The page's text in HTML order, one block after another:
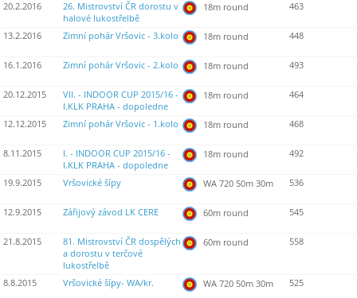
20.2.2016
26. Mistrovství ČR dorostu v
halové lukostřelbě
18m round 463
13.2.2016 Zimní pohár Vršovic - 3.kolo 18m round 448
16.1.2016 Zimní pohár Vršovic - 2.kolo 18m round 493
20.12.2015
VII. - INDOOR CUP 2015/16 -
I.KLK PRAHA - dopoledne
18m round 464
12.12.2015 Zimní pohár Vršovic - 1.kolo 18m round 468
8.11.2015
I. - INDOOR CUP 2015/16 -
I.KLK PRAHA - dopoledne
18m round 492
19.9.2015 Vršovické šípy WA 720 50m 30m 536
12.9.2015 Zářijový závod LK CERE 60m round 545
21.8.2015
81. Mistrovství ČR dospělých
a dorostu v terčové
lukostřelbě
60m round 558
8.8.2015 Vršovické šípy- WA/kr. WA 720 50m 30m 525